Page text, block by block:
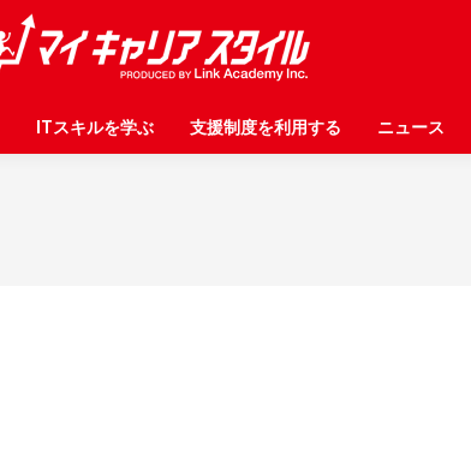
ITスキルを学ぶ 支援制度を利用する ニュース
ITスキルを学ぶ 支援制度を利用する ニュース